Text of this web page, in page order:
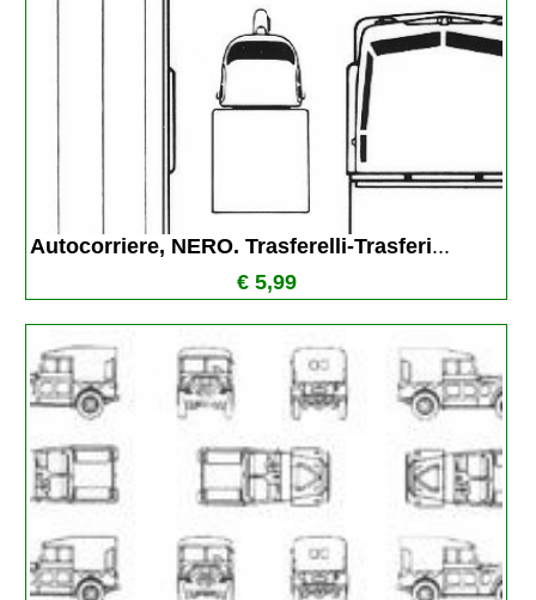
Autocorriere, NERO. Trasferelli-Trasferi...
€ 5,99